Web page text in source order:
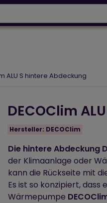
ALU S hintere Abdeckung
DECOClim
Hersteller: DECOClim
Die hintere Abdeckung
der Klimaanlage oder
kann die Rückseite mit
Es ist so konzipiert,
Wärmepumpe